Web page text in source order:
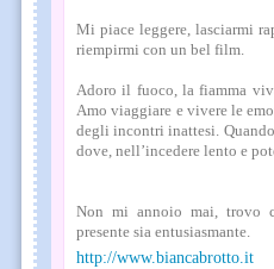
Mi piace leggere, lasciarmi
riempirmi con un bel film.
Adoro il fuoco, la fiamma
Amo viaggiare e vivere le
degli incontri inattesi.
dove, nell’incedere lento e
Non mi annoio mai, trovo
presente sia entusiasmante.
http://www.biancabrotto.it